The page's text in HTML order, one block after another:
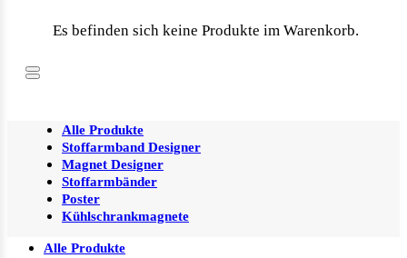
Es befinden sich keine Produkte im Warenkorb.
Alle Produkte
Stoffarmband Designer
Magnet Designer
Stoffarmbänder
Poster
Kühlschrankmagnete
Alle Produkte